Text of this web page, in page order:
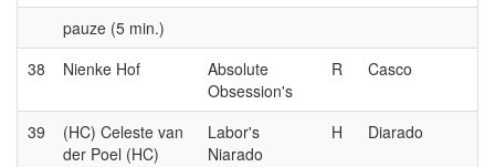
pauze (5 min.)
38
Nienke Hof
Absolute
Obsession's
R Casco
39
(HC) Celeste van
der Poel (HC)
Labor's
Niarado
H Diarado